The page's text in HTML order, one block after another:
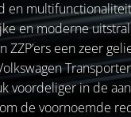
en
en moderne
ZZP’ers een zeer
voordeliger in de
de voornoemde